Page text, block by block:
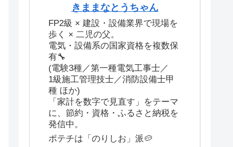
きままなとうちゃん
FP2級 × 建設・設備業界で現場を
歩く × 二児の父。
電気・設備系の国家資格を複数保
有🔧
(電験3種／第一種電気工事士／
1級施工管理技士／消防設備士甲
種 ほか)
「家計を数字で見直す」をテーマ
に、節約・資格・ふるさと納税を
発信中。
ポテチは「のりしお」派🥔